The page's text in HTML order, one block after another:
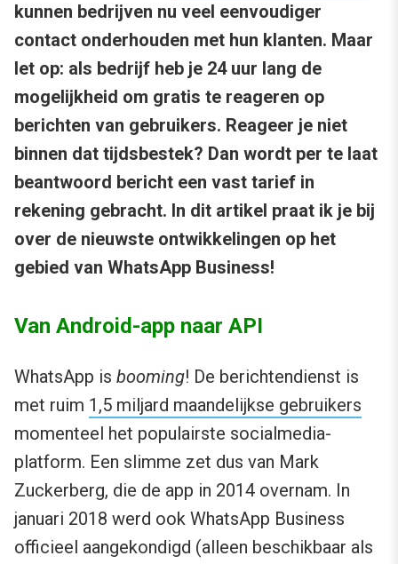
kunnen bedrijven nu veel eenvoudiger
contact onderhouden met hun klanten. Maar
let op: als bedrijf heb je 24 uur lang de
mogelijkheid om gratis te reageren op
berichten van gebruikers. Reageer je niet
binnen dat tijdsbestek? Dan wordt per te laat
beantwoord bericht een vast tarief in
rekening gebracht. In dit artikel praat ik je bij
over de nieuwste ontwikkelingen op het
gebied van WhatsApp Business!
Van Android-app naar API
WhatsApp is booming! De berichtendienst is
met ruim 1,5 miljard maandelijkse gebruikers
momenteel het populairste socialmedia-
platform. Een slimme zet dus van Mark
Zuckerberg, die de app in 2014 overnam. In
januari 2018 werd ook WhatsApp Business
officieel aangekondigd (alleen beschikbaar als